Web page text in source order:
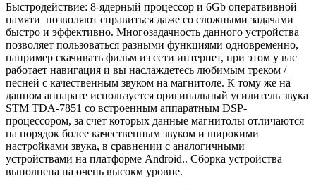
Быстродействие: 8-ядерный процессор и 6Gb оператвивной
памяти позволяют справиться даже со сложными задачами
быстро и эффективно. Многозадачность данного устройства
позволяет пользоваться разными функциями одновременно,
например скачивать фильм из сети интернет, при этом у вас
работает навигация и вы наслаждетесь любимым треком /
песней с качественным звуком на магнитоле. К тому же на
данном аппарате используется оригинальный усилитель звука
STM TDA-7851 со встроенным аппаратным DSP-
процессором, за счет которых данные магнитолы отличаются
на порядок более качественным звуком и широкими
настройками звука, в сравнении с аналогичными
устройствами на платформе Android.. Сборка устройства
выполнена на очень высокм уровне.